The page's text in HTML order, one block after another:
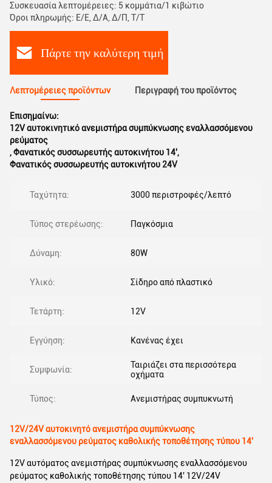
Συσκευασία λεπτομέρειες: 5 κομμάτια/1 κιβώτιο
Όροι πληρωμής: Ε/Ε, Δ/Α, Δ/Π, Τ/Τ
Πάρτε την καλύτερη τιμή
Λεπτομέρειες προϊόντων Περιγραφή του προϊόντος
Επισημαίνω:
12V αυτοκινητικό ανεμιστήρα συμπύκνωσης εναλλασσόμενου
ρεύματος
,Φανατικός συσσωρευτής αυτοκινήτου 14',
Φανατικός συσσωρευτής αυτοκινήτου 24V
Ταχύτητα: 3000 περιστροφές/λεπτό
Τύπος στερέωσης: Παγκόσμια
Δύναμη: 80W
Υλικό: Σίδηρο από πλαστικό
Τετάρτη: 12V
Εγγύηση: Κανένας έχει
Συμφωνία:
Ταιριάζει στα περισσότερα
οχήματα
Τύπος: Ανεμιστήρας συμπυκνωτή
12V/24V αυτοκινητό ανεμιστήρα συμπύκνωσης
εναλλασσόμενου ρεύματος καθολικής τοποθέτησης τύπου 14'
12V αυτόματος ανεμιστήρας συμπύκνωσης εναλλασσόμενου
ρεύματος καθολικής τοποθέτησης τύπου 14' 12V/24V